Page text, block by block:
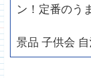
ン！定番のう
景品 子供会